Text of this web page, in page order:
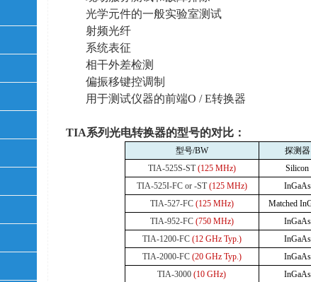
光学元件的一般实验室测试
射频光纤
系统表征
相干外差检测
偏振移键控调制
用于测试仪器的前端O / E转换器
TIA系列光电转换器的型号的对比：
型号/BW 探测器
TIA-525S-ST(125 MHz) Silicon
TIA-525I-FC or -ST(125 MHz) InGaAs
TIA-527-FC (125 MHz) Matched
TIA-952-FC (750 MHz) InGaAs
TIA-1200-FC(12 GHz Typ.) InGaAs
TIA-2000-FC (20 GHz Typ.) InGaAs
TIA-3000 (10 GHz) InGaAs